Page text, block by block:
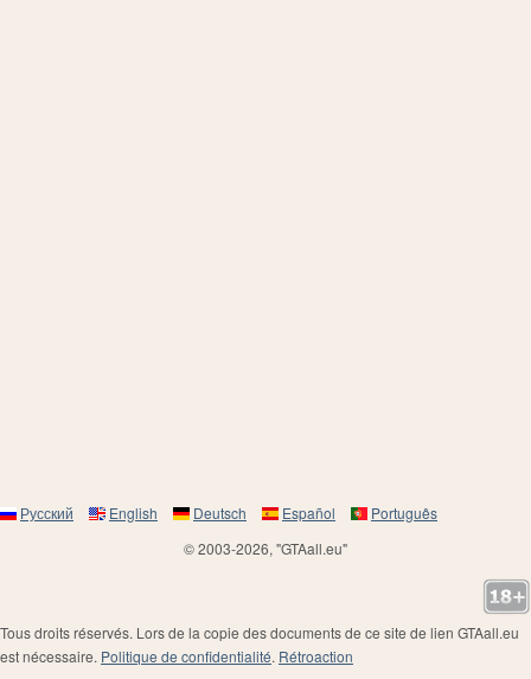
Русский English Deutsch Español
Português
© 2003-2026, "GTAall.eu"
Tous droits réservés. Lors de la copie des documents de ce site de lien GTAall.eu
est nécessaire. Politique de confidentialité. Rétroaction